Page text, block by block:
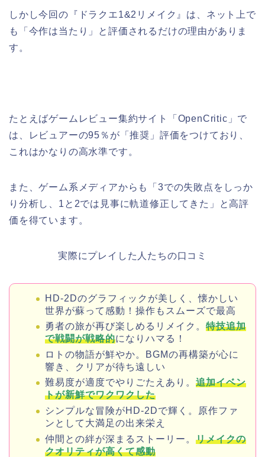
しかし今回の『ドラクエ1&2リメイク』は、ネット上で
も「今作は当たり」と評価されるだけの理由がありま
す。
たとえばゲームレビュー集約サイト「OpenCritic」で
は、レビュアーの95％が「推奨」評価をつけており、
これはかなりの高水準です。
また、ゲーム系メディアからも「3での失敗点をしっか
り分析し、1と2では見事に軌道修正してきた」と高評
価を得ています。
実際にプレイした人たちの口コミ
HD-2Dのグラフィックが美しく、懐かしい
世界が蘇って感動！操作もスムーズで最高
勇者の旅が再び楽しめるリメイク。 特技追加
で戦闘が戦略的になりハマる！
ロトの物語が鮮やか。BGMの再構築が心に
響き、クリアが待ち遠しい
難易度が適度でやりごたえあり。 追加イベン
トが新鮮でワクワクした
シンプルな冒険がHD-2Dで輝く。原作ファ
ンとして大満足の出来栄え
仲間との絆が深まるストーリー。 リメイクの
クオリティが高くて感動